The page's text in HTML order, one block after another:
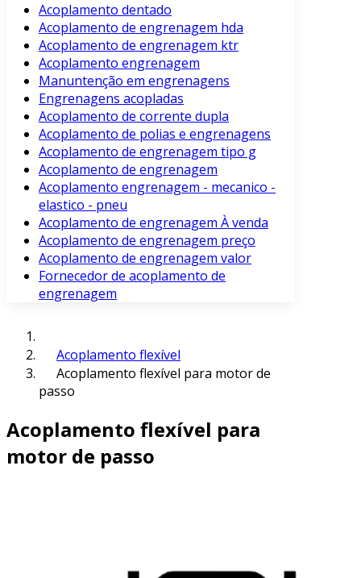
Acoplamento dentado
Acoplamento de engrenagem hda
Acoplamento de engrenagem ktr
Acoplamento engrenagem
Manuntenção em engrenagens
Engrenagens acopladas
Acoplamento de corrente dupla
Acoplamento de polias e engrenagens
Acoplamento de engrenagem tipo g
Acoplamento de engrenagem
Acoplamento engrenagem - mecanico -
elastico - pneu
Acoplamento de engrenagem À venda
Acoplamento de engrenagem preço
Acoplamento de engrenagem valor
Fornecedor de acoplamento de
engrenagem
Acoplamento flexível
Acoplamento flexível para motor de
passo
Acoplamento flexível para
motor de passo